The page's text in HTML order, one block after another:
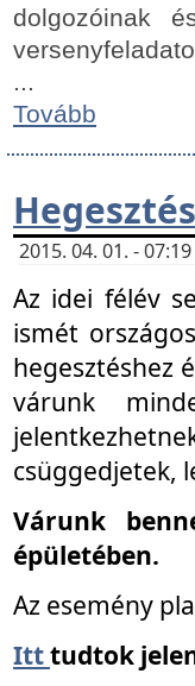
dolgozóinak
...
Tovább
2015. 04. 01. -
Az idei félév
ismét
hegesztéshez
várunk
csüggedjetek,
Várunk
épületében.
Az esemény
Itttudtok